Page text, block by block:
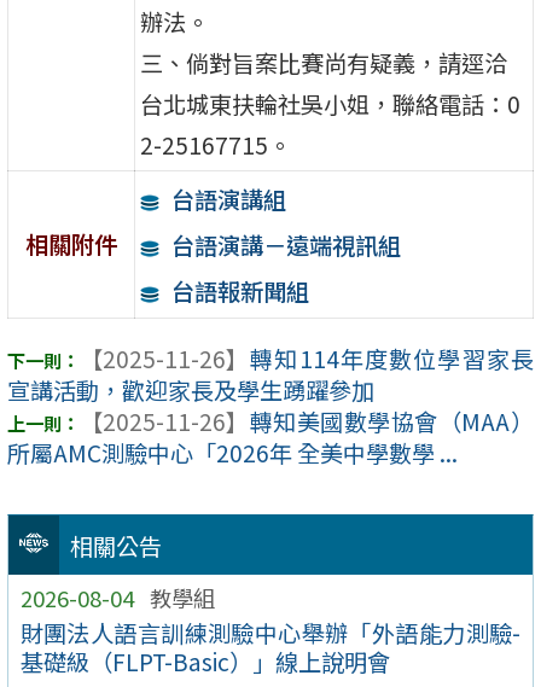
相關公告
2026-08-04 教學組
財團法人語言訓練測驗中心舉辦「外語能力測驗-
基礎級（FLPT-Basic）」線上說明會
辦法。
三、倘對旨案比賽尚有疑義，請逕洽
台北城東扶輪社吳小姐，聯絡電話：0
2-25167715。
相關附件
台語演講組
台語演講－遠端視訊組
台語報新聞組
【2025-11-26】 轉知114年度數位學習家長
宣講活動，歡迎家長及學生踴躍參加
【2025-11-26】 轉知美國數學協會（MAA）
所屬AMC測驗中心「2026年 全美中學數學 ...